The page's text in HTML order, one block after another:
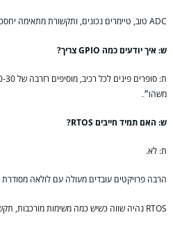
ADC טוב, טיימרים נכונים, ותקשורת מתאימה יחסכו הרבה יותר זמן מעוד כמה MHz.
ש: איך יודעים כמה GPIO צריך?
משהו״.
ש: האם תמיד חייבים RTOS?
ת: לא.
הרבה פרויקטים עובדים מעולה עם לולאה מסודרת
RTOS נהיה שווה כשיש כמה משימות מורכבות, תקשורת, ותזמונים שצריכים סדר.